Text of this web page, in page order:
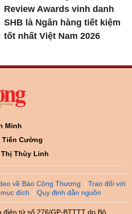
Review Awards vinh danh
SHB là Ngân hàng tiết kiệm
tốt nhất Việt Nam 2026
Minh
Tiến Cường
Thùy Linh
về Báo Công Thương
Trao đổi với
đích Quy định dẫn nguồn
tử số 276/GP-BTTTT do Bộ